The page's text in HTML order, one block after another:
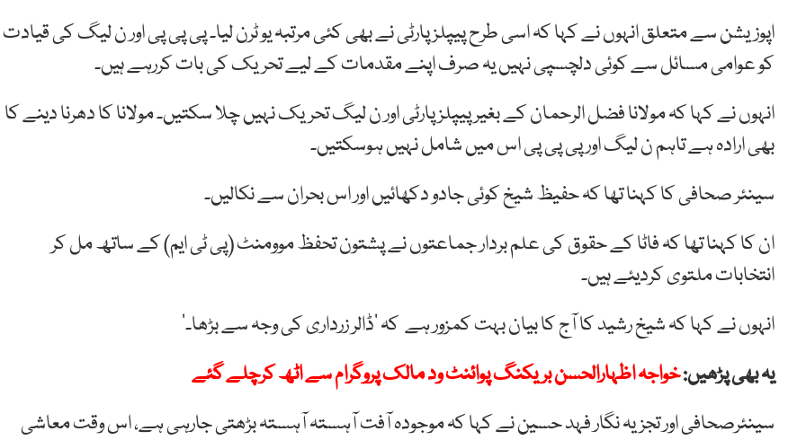
اپوزیشن سے متعلق انہوں نے کہا کہ اسی طرح پیپلز پارٹی نے بھی کئی مرتبہ یو ٹرن لیا۔ پی پی پی اور ن لیگ کی قیادت
کو عوامی مسائل سے کوئی دلچسپی نہیں یہ صرف اپنے مقدمات کے لیے تحریک کی بات کررہے ہیں۔
انہوں نے کہا کہ مولانا فضل الرحمان کے بغیر پیپلز پارٹی اور ن لیگ تحریک نہیں چلا سکتیں۔ مولانا کا دھرنا دینے کا
بھی ارادہ ہے تاہم ن لیگ اور پی پی پی اس میں شامل نہیں ہوسکتیں۔
سینئر صحافی کا کہنا تھا کہ حفیظ شیخ کوئی جادو دکھائیں اور اس بحران سے نکالیں۔
ان کا کہنا تھا کہ فاٹا کے حقوق کی علم بردار جماعتوں نے پشتون تحفظ موومنٹ (پی ٹی ایم) کے ساتھ مل کر
انتخابات ملتوی کردیئے ہیں۔
انہوں نے کہا کہ شیخ رشید کا آج کا بیان بہت کمزور ہے کہ ‘ڈالر زرداری کی وجہ سے بڑھا۔‘
یہ بھی پڑھیں:خواجہ اظہارالحسن بریکنگ پوائنٹ ود مالک پروگرام سے اٹھ کرچلے گئے
سینئرصحافی اور تجزیہ نگار فہد حسین نے کہا کہ موجودہ آفت آہستہ آہستہ بڑھتی جارہی ہے، اس وقت معاشی